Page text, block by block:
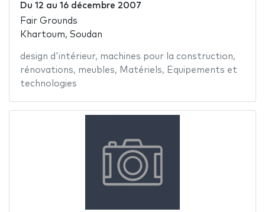
Du 12 au 16 décembre 2007
Fair Grounds
Khartoum, Soudan
design d'intérieur, machines pour la construction,
rénovations, meubles, Matériels, Equipements et
technologies